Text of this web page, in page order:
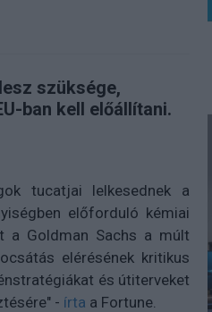
szüksége,
ban kell előállítani.
tucatjai lelkesednek a
előforduló kémiai
a Goldman Sachs a múlt
elérésének kritikus
és útiterveket
- írta a Fortune.